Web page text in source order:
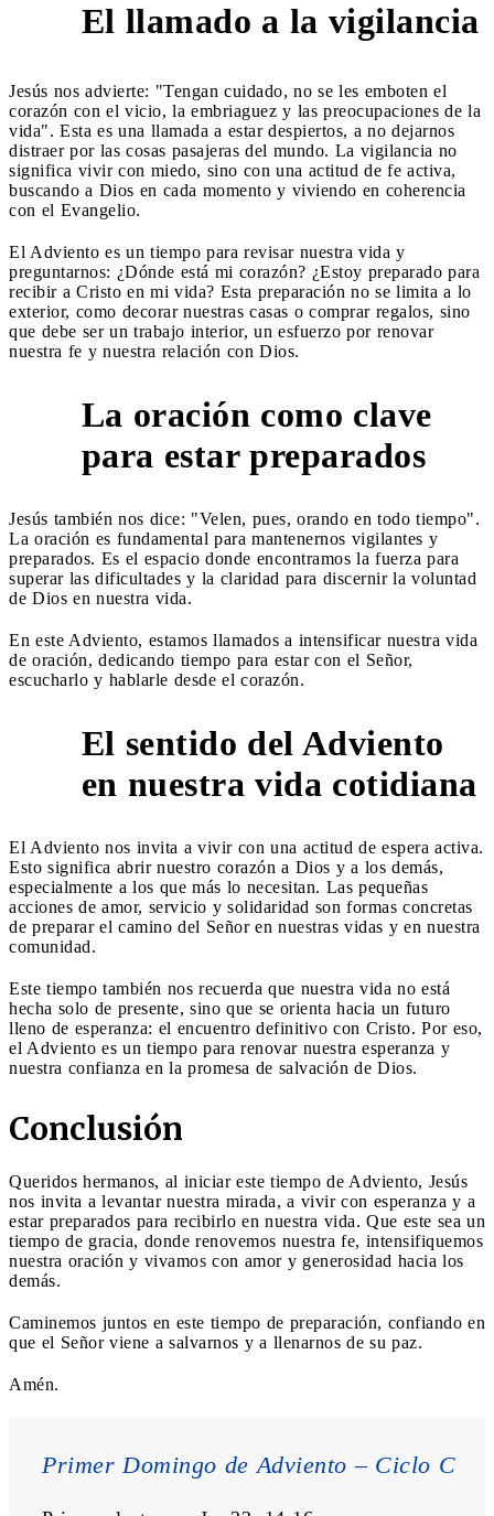
El llamado a la vigilancia
Jesús nos advierte: "Tengan cuidado, no se les emboten el
corazón con el vicio, la embriaguez y las preocupaciones de la
vida". Esta es una llamada a estar despiertos, a no dejarnos
distraer por las cosas pasajeras del mundo. La vigilancia no
significa vivir con miedo, sino con una actitud de fe activa,
buscando a Dios en cada momento y viviendo en coherencia
con el Evangelio.
El Adviento es un tiempo para revisar nuestra vida y
preguntarnos: ¿Dónde está mi corazón? ¿Estoy preparado para
recibir a Cristo en mi vida? Esta preparación no se limita a lo
exterior, como decorar nuestras casas o comprar regalos, sino
que debe ser un trabajo interior, un esfuerzo por renovar
nuestra fe y nuestra relación con Dios.
La oración como clave
para estar preparados
Jesús también nos dice: "Velen, pues, orando en todo tiempo".
La oración es fundamental para mantenernos vigilantes y
preparados. Es el espacio donde encontramos la fuerza para
superar las dificultades y la claridad para discernir la voluntad
de Dios en nuestra vida.
En este Adviento, estamos llamados a intensificar nuestra vida
de oración, dedicando tiempo para estar con el Señor,
escucharlo y hablarle desde el corazón.
El sentido del Adviento
en nuestra vida cotidiana
El Adviento nos invita a vivir con una actitud de espera activa.
Esto significa abrir nuestro corazón a Dios y a los demás,
especialmente a los que más lo necesitan. Las pequeñas
acciones de amor, servicio y solidaridad son formas concretas
de preparar el camino del Señor en nuestras vidas y en nuestra
comunidad.
Este tiempo también nos recuerda que nuestra vida no está
hecha solo de presente, sino que se orienta hacia un futuro
lleno de esperanza: el encuentro definitivo con Cristo. Por eso,
el Adviento es un tiempo para renovar nuestra esperanza y
nuestra confianza en la promesa de salvación de Dios.
Conclusión
Queridos hermanos, al iniciar este tiempo de Adviento, Jesús
nos invita a levantar nuestra mirada, a vivir con esperanza y a
estar preparados para recibirlo en nuestra vida. Que este sea un
tiempo de gracia, donde renovemos nuestra fe, intensifiquemos
nuestra oración y vivamos con amor y generosidad hacia los
demás.
Caminemos juntos en este tiempo de preparación, confiando en
que el Señor viene a salvarnos y a llenarnos de su paz.
Amén.
Primer Domingo de Adviento – Ciclo C